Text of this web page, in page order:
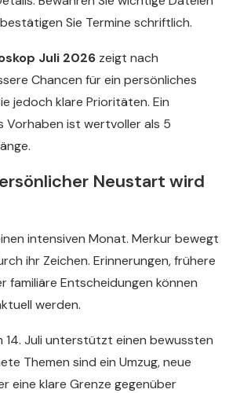
Sie Termine schriftlich.
Juli 2026 zeigt nach
Chancen für ein persönliches
jedoch klare Prioritäten. Ein
Vorhaben ist wertvoller als 5
Neustart wird
intensiven Monat. Merkur bewegt
ihr Zeichen. Erinnerungen, frühere
familiäre Entscheidungen können
werden.
14. Juli unterstützt einen bewussten
Themen sind ein Umzug, neue
eine klare Grenze gegenüber